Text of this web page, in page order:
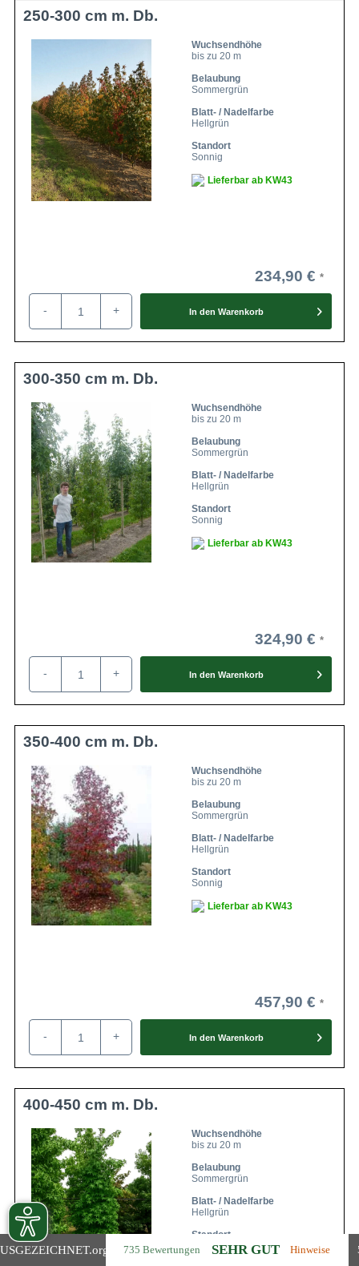
.org 735 Bewertungen SEHR GUT Hinweise
250-300 cm m. Db.
Wuchsendhöhe
bis zu 20 m
Belaubung
Sommergrün
Blatt- / Nadelfarbe
Hellgrün
Standort
Sonnig
Lieferbar ab KW43
234,90 €
- + In den Warenkorb
300-350 cm m. Db.
Wuchsendhöhe
bis zu 20 m
Belaubung
Sommergrün
Blatt- / Nadelfarbe
Hellgrün
Standort
Sonnig
Lieferbar ab KW43
324,90 €
- + In den Warenkorb
350-400 cm m. Db.
Wuchsendhöhe
bis zu 20 m
Belaubung
Sommergrün
Blatt- / Nadelfarbe
Hellgrün
Standort
Sonnig
Lieferbar ab KW43
457,90 €
- + In den Warenkorb
400-450 cm m. Db.
Wuchsendhöhe
bis zu 20 m
Belaubung
Sommergrün
Blatt- / Nadelfarbe
Hellgrün
Standort
Sonnig